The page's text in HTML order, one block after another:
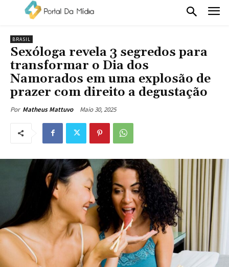
BRASIL
Sexóloga revela 3 segredos para
transformar o Dia dos
Namorados em uma explosão de
prazer com direito a degustação
Por Matheus Mattuvo Maio 30, 2025